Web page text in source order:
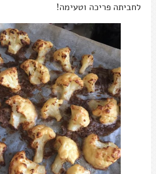
לחביתה פריכה וטעימה!